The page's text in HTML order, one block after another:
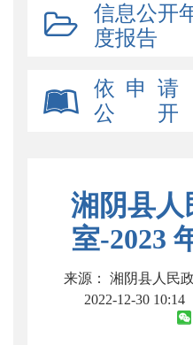
信息公开
度报告
依 申 请
公 开
湘阴县人
室-2023
来源： 湘阴县人民
2022-12-30 10:14